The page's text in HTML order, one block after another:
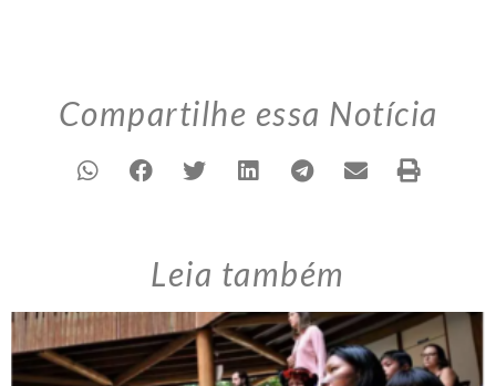
Compartilhe essa Notícia
Leia também